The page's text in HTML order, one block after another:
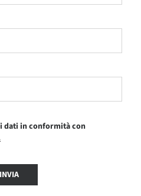
dati in conformità con
INVIA